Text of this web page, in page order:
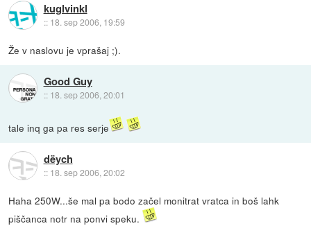
kuglvinkl
:: 18. sep 2006, 19:59
Že v naslovu je vprašaj ;).
Good Guy
:: 18. sep 2006, 20:01
tale inq ga pa res serje
dëych
:: 18. sep 2006, 20:02
Haha 250W...še mal pa bodo začel monitrat vratca in boš lahk
piščanca notr na ponvi speku.